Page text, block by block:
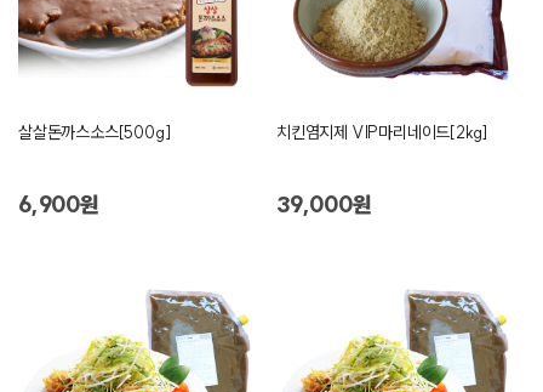
살살돈까스소스[500g]
6,900원
치킨염지제 VIP마리네이드[2kg]
39,000원